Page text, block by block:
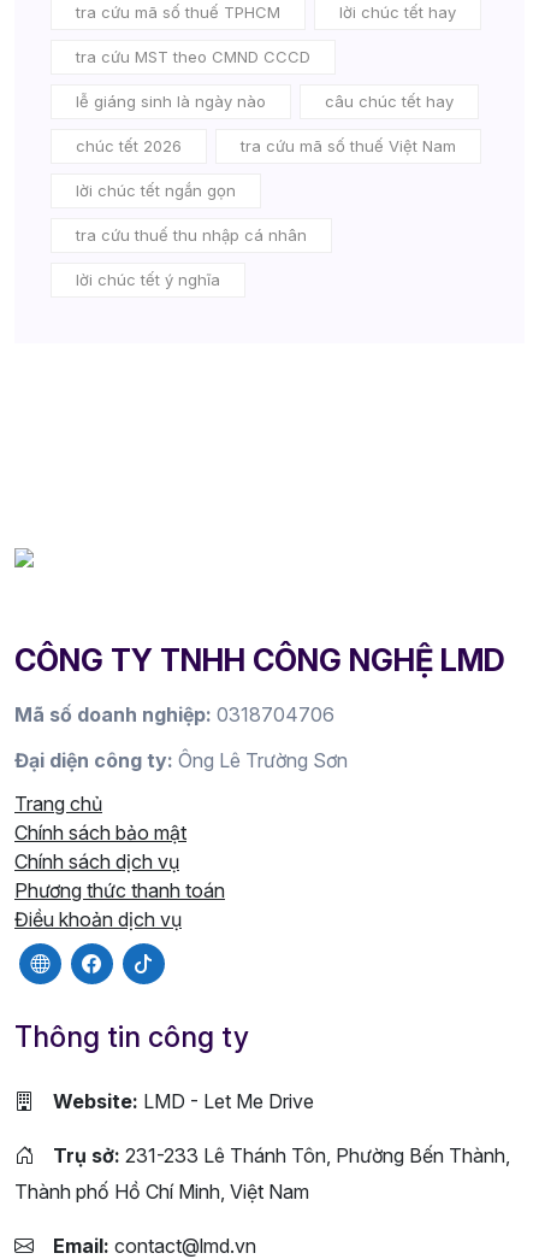
tra cứu mã số thuế TPHCM lời chúc tết hay
tra cứu MST theo CMND CCCD
lễ giáng sinh là ngày nào câu chúc tết hay
chúc tết 2026 tra cứu mã số thuế Việt Nam
lời chúc tết ngắn gọn
tra cứu thuế thu nhập cá nhân
lời chúc tết ý nghĩa
CÔNG TY TNHH CÔNG NGHỆ LMD
Mã số doanh nghiệp: 0318704706
Đại diện công ty: Ông Lê Trường Sơn
Trang chủ
Chính sách bảo mật
Chính sách dịch vụ
Phương thức thanh toán
Điều khoản dịch vụ
Thông tin công ty
Website: LMD - Let Me Drive
Trụ sở: 231-233 Lê Thánh Tôn, Phường Bến Thành,
Thành phố Hồ Chí Minh, Việt Nam
Email: contact@lmd.vn